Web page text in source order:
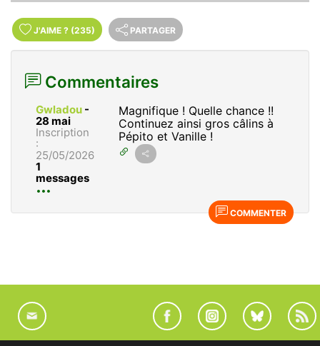
J'AIME ? (235) PARTAGER
Commentaires
Gwladou -
28 mai
Inscription
:
25/05/2026
1
messages
Magnifique ! Quelle chance !!
Continuez ainsi gros câlins à
Pépito et Vanille !
COMMENTER